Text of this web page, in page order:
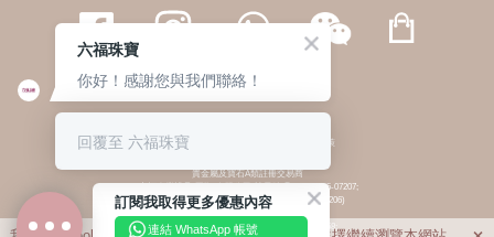
繁體 | 簡体
© 六福集團 版權所有 不得轉載 私隱政策
貴金屬及寶石A類註冊交易商
(六福企業禮品(國際)有限公司-註冊號碼:A-B-24-05-07207;
六福電子商貿有限公司-註冊號碼:A-B-24-05-07206)
貴金屬及寶石B類註冊交易商
(六福集團有限公司-註冊號碼:B-B-24-05-07258;
訂閱我取得更多優惠內容
連結 WhatsApp 帳號
六福珠寶
你好！感謝您與我們聯絡！
回覆至 六福珠寶